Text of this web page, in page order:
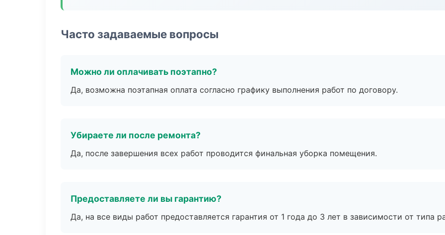
Часто задаваемые вопросы
Можно ли оплачивать поэтапно?
Да, возможна поэтапная оплата согласно графику выполнения работ по договору.
Убираете ли после ремонта?
Да, после завершения всех работ проводится финальная уборка помещения.
Предоставляете ли вы гарантию?
Да, на все виды работ предоставляется гарантия от 1 года до 3 лет в зависимости от типа